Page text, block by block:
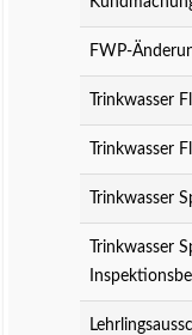
FWP-
Trinkwasser
Trinkwasser
Trinkwasser
Trinkwasser